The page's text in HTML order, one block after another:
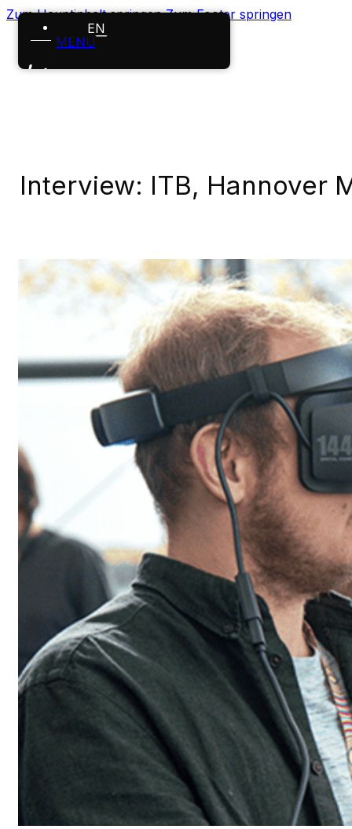
Zum Hauptinhalt springen Zum Footer springen
MENÜ
EN
News
Kontakt
Interview: ITB, Hannover